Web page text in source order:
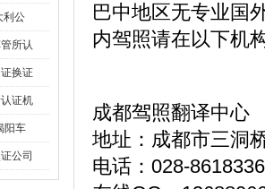
利公
所认
换证
证机
阳车
公司
巴中地区无专业国
内驾照请在以下机
成都驾照翻译中心
地址：成都市三洞
电话：028-